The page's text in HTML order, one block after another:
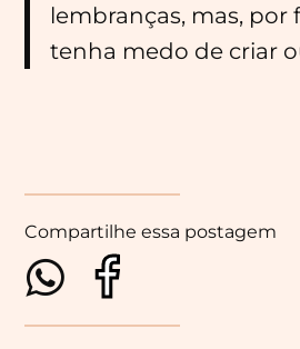
lembranças, mas, por
tenha medo de criar
Compartilhe essa postagem